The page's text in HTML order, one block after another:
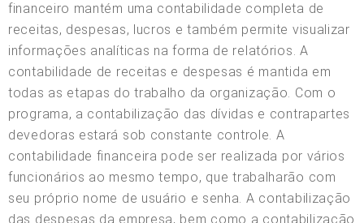
financeiro mantém uma contabilidade completa de
receitas, despesas, lucros e também permite visualizar
informações analíticas na forma de relatórios. A
contabilidade de receitas e despesas é mantida em
todas as etapas do trabalho da organização. Com o
programa, a contabilização das dívidas e contrapartes
devedoras estará sob constante controle. A
contabilidade financeira pode ser realizada por vários
funcionários ao mesmo tempo, que trabalharão com
seu próprio nome de usuário e senha. A contabilização
das despesas da empresa, bem como a contabilização